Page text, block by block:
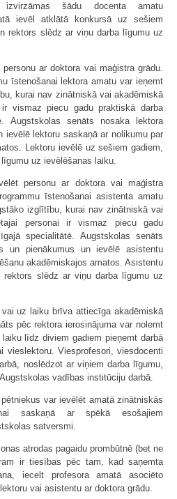
šādu docenta amatu
ievēl atklātā konkursā uz sešiem
rektors slēdz ar viņu darba līgumu uz
ar doktora vai maģistra grādu.
īstenošanai lektora amatu var ieņemt
kurai nav zinātniskā vai akadēmiskā
vismaz piecu gadu praktiskā darba
Augstskolas senāts nosaka lektora
ievēlē lektoru saskaņā ar nolikumu par
Lektoru ievēlē uz sešiem gadiem,
uz ievēlēšanas laiku.
personu ar doktora vai maģistra
īstenošanai asistenta amatu
izglītību, kurai nav zinātniskā vai
personai ir vismaz piecu gadu
specialitātē. Augstskolas senāts
un pienākumus un ievēlē asistentu
akadēmiskajos amatos. Asistentu
slēdz ar viņu darba līgumu uz
uz laiku brīva attiecīga akadēmiskā
pēc rektora ierosinājuma var nolemt
līdz diviem gadiem pieņemt darbā
vieslektoru. Viesprofesori, viesdocenti
noslēdzot ar viņiem darba līgumu,
vadības institūciju darbā.
var ievēlēt amatā zinātniskās
saskaņā ar spēkā esošajiem
satversmi.
atrodas pagaidu prombūtnē (bet ne
ir tiesības pēc tam, kad saņemta
iecelt profesora amatā asociēto
vai asistentu ar doktora grādu.